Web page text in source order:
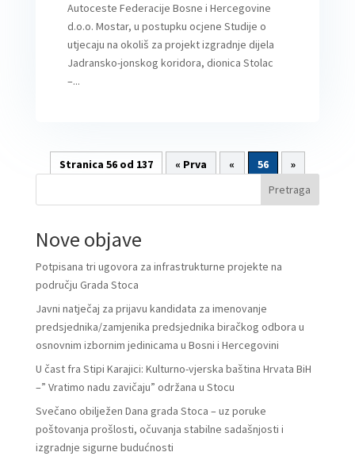
Autoceste Federacije Bosne i Hercegovine
d.o.o. Mostar, u postupku ocjene Studije o
utjecaju na okoliš za projekt izgradnje dijela
Jadransko-jonskog koridora, dionica Stolac
–...
Stranica 56 od 137 « Prva « 56
»
Pretraga
Nove objave
Potpisana tri ugovora za infrastrukturne projekte na
području Grada Stoca
Javni natječaj za prijavu kandidata za imenovanje
predsjednika/zamjenika predsjednika biračkog odbora u
osnovnim izbornim jedinicama u Bosni i Hercegovini
U čast fra Stipi Karajici: Kulturno-vjerska baština Hrvata BiH
–” Vratimo nadu zavičaju” održana u Stocu
Svečano obilježen Dana grada Stoca – uz poruke
poštovanja prošlosti, očuvanja stabilne sadašnjosti i
izgradnje sigurne budućnosti